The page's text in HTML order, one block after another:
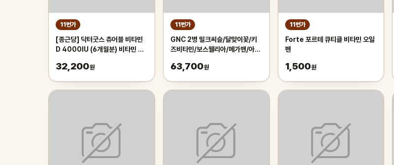
11번가
[종근당] 닥터굿스 츄어블 비타민
D 4000IU (6개월분) 비타민 뼈
32,200원
11번가
GNC 2병 밀크씨슬/달맞이꽃/키
즈비타민/보스웰리아/메가맨/아르
63,700원
11번가
Forte 포르테 큐티클 비타민 오일
펜
1,500원